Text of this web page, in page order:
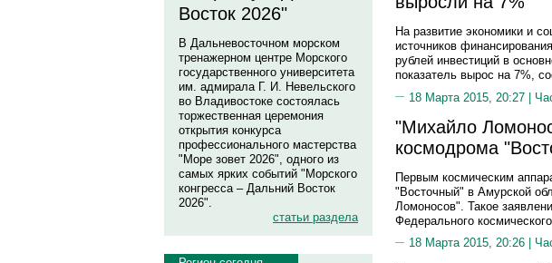
Восток 2026"
В Дальневосточном морском
тренажерном центре Морского
государственного университета
им. адмирала Г. И. Невельского
во Владивостоке состоялась
торжественная церемония
открытия конкурса
профессионального мастерства
"Море зовет 2026", одного из
самых ярких событий "Морского
конгресса – Дальний Восток
2026".
статьи раздела
На развитие экономики и
источников
рублей инвестиций в
показатель вырос на 7%,
18 Марта 2015, 20:27 |
"Михайло
космодрома
Первым космическим
"Восточный" в Амурской
Ломоносов". Такое
Федерального
18 Марта 2015, 20:26 |